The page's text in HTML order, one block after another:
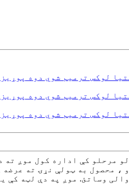
مرحلو کې اداره کول موږ
محصول به ټولې نړۍ ته
وساتئ. موږ په دې لټه کې